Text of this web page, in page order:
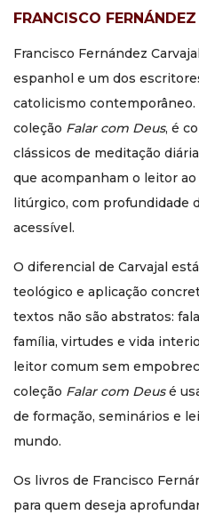
FRANCISCO
Francisco Fernández
espanhol e um dos
catolicismo contemporâneo.
coleção Falar com Deus, é
clássicos de meditação
que acompanham o leitor
litúrgico, com profundidade
acessível.
O diferencial de Carvajal
teológico e aplicação
textos não são abstratos:
família, virtudes e vida
leitor comum sem
coleção Falar com Deusé
de formação, seminários e
mundo.
Os livros de Francisco
para quem deseja